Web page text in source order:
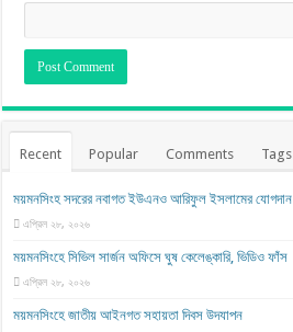
Recent Popular Comments Tags
ময়মনসিংহ সদরের নবাগত ইউএনও আরিফুল ইসলামের যোগদান
এপ্রিল ২৮, ২০২৬
ময়মনসিংহে সিভিল সার্জন অফিসে ঘুষ কেলেঙ্কারি, ভিডিও ফাঁস
এপ্রিল ২৮, ২০২৬
ময়মনসিংহে জাতীয় আইনগত সহায়তা দিবস উদযাপন